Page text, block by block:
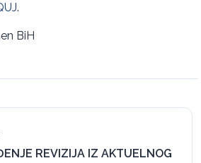
.
BiH
REVIZIJA IZ AKTUELNOG